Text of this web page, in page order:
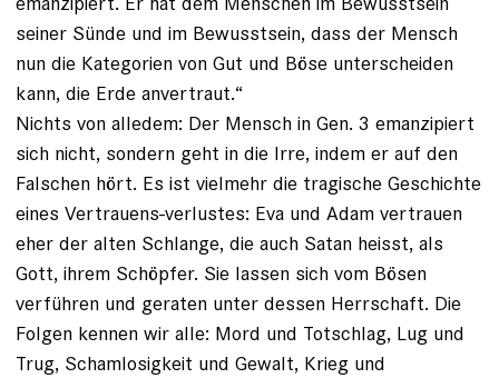
seiner Sünde und im Bewusstsein, dass der Mensch
nun die Kategorien von Gut und Böse unterscheiden
kann, die Erde anvertraut.“
Nichts von alledem: Der Mensch in Gen. 3 emanzipiert
sich nicht, sondern geht in die Irre, indem er auf den
Falschen hört. Es ist vielmehr die tragische Geschichte
eines Vertrauens-verlustes: Eva und Adam vertrauen
eher der alten Schlange, die auch Satan heisst, als
Gott, ihrem Schöpfer. Sie lassen sich vom Bösen
verführen und geraten unter dessen Herrschaft. Die
Folgen kennen wir alle: Mord und Totschlag, Lug und
Trug, Schamlosigkeit und Gewalt, Krieg und